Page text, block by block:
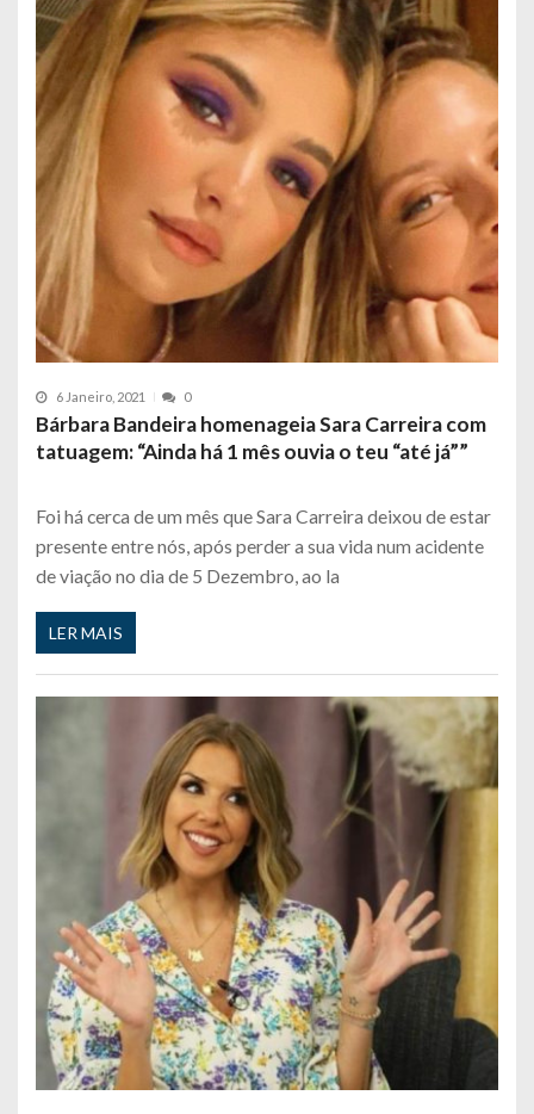
6 Janeiro, 2021 0
Bárbara Bandeira homenageia Sara Carreira com
tatuagem: “Ainda há 1 mês ouvia o teu “até já””
Foi há cerca de um mês que Sara Carreira deixou de estar
presente entre nós, após perder a sua vida num acidente
de viação no dia de 5 Dezembro, ao la
LER MAIS